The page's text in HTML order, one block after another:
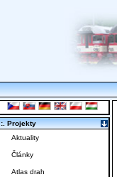
:. Projekty
Aktuality
Články
Atlas drah